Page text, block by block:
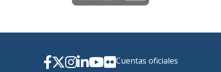
Cuentas oficiales